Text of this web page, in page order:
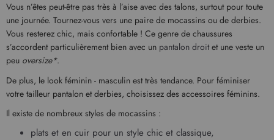
Vous n’êtes peut-être pas très à l’aise avec des talons, surtout pour toute
une journée. Tournez-vous vers une paire de mocassins ou de derbies.
Vous resterez chic, mais confortable ! Ce genre de chaussures
s’accordent particulièrement bien avec un pantalon droit et une veste un
peu oversize*.
De plus, le look féminin - masculin est très tendance. Pour féminiser
votre tailleur pantalon et derbies, choisissez des accessoires féminins.
Il existe de nombreux styles de mocassins :
plats et en cuir pour un style chic et classique,